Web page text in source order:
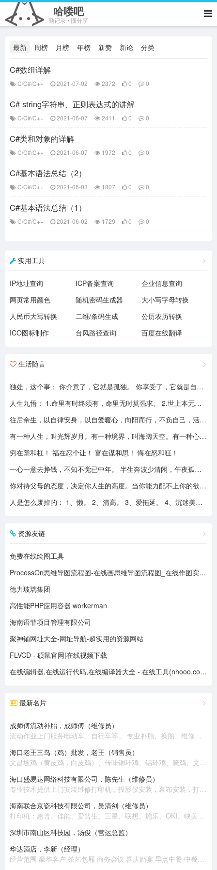
哈喽吧
勤记录 • 懂分享
最新 周榜 月榜 年榜 新赞 新论 分类
C#数组详解
C/C#/C++ 2021-07-02 2372 0 0
C# string字符串、正则表达式的讲解
C/C#/C++ 2021-06-07 2411 0 0
C#类和对象的详解
C/C#/C++ 2021-06-07 1972 0 0
C#基本语法总结（2）
C/C#/C++ 2021-06-03 1807 0 0
C#基本语法总结（1）
C/C#/C++ 2021-06-02 1729 0 0
实用工具
IP地址查询 ICP备案查询
企业信息查询
网页常用颜色
随机密码生成器
大小写字母转换
人民币大写转换
二维/条码生成
公历农历转换
ICO图标制作
台风路径查询 百度在线翻译
生活随言
独处，这个事： 你介意了，它就是孤独。 你享受了，它就是自由。
人生九悟： 1.命里有时终须有，命里无时莫强求。 2.世上本无事槦人自扰之。 3.睡前原谅一切，醒来不问过往。 4.平安健康是财富，无病无灾。 5.人心换人心，换不来就转身。 6.看破不说破，看透不说透。 7.得意时看淡，失意时看开。 8.知足常乐，一切随缘。 9.人生本过客，何须执着。
往后余生，以自律安身，以自爱暖心，向阳而行，不负自己，活成自己喜欢的模样！
有一种人生，叫光辉岁月。有一种境界，叫海阔天空。有一种心态，叫不可一世。 有一种亲情，叫真的爱你。有一种乡音，叫农民。 有一种爱情，叫喜欢你。 有一种路途，叫灰色轨迹。 有一种知己，叫情人。有一种情结，叫长城。 有一种和平，叫AMANI。 有一种行动，叫不再犹豫。 有一种父爱，叫大地。有一种孤独，叫冷雨夜。 有一种伤心，叫无尽空虚。 有一种无奈，叫岁月无声。有一种信仰，叫再见理想。有一种童真，叫月光光。有一种力量，叫冲开一切。有一种坚强，叫午夜怨曲。有一种感慨，叫谁伴我闯荡。 有一种坦然，叫无悔这一生。有一种思念，叫遥望。有一个歌手，叫黄家驹。 有一支乐队，叫BEYOND。三十多年，一晃而过！精神永留心间，致敬家驹！！
穷在犟和杠！ 福在忍个让！ 富在谋和思！ 悔在怒和狂！
一心一意去挣钱，不知不觉已中年。 半生奔波少清闲，午夜孤枕难入眠。 青山不老我不闲，一生忙碌为油盐。 风风雨雨几十载，转眼黄土埋胸前。 我笑青山颜不变，青山笑我已暮年。 如牛到老不得闲，得闲已与山共眠。 半生风雨半生寒，一杯浊酒敬流年。 回首过往半生路，七分酸楚三分甜。 岁月赠我两鬓霜，红尘赐我一身伤。 尝遍人间千般苦，颜衰依旧笑夕阳。
你对待父母的态度，决定你人生的高度。当你能力配不上你的欲望的时候，要学会控制欲望，并对自己的能力有认知、对自己的消费有规划、对自己的欲望有克制。
人是怎么废掉的： 1、懒。 2、清高。 3、爱拖延。 4、沉迷美色。 5、没有自控力。 6、不思考不学习。 7、安慰式自我欺骗。 8、胆小如鼠不敢打拼。 9、不懂示弱找别人帮助。 10、满脑子都是鸡毛蒜皮，忽略重大事情的选择。
资源友链
免费在线绘图工具
ProcessOn思维导图流程图-在线画思维导图流程图_在线作图实时协作
德力玻璃集团
高性能PHP应用容器 workerman
海南语菲项目管理有限公司
聚神铺网址大全-网址导航-超实用的资源网站
FLVCD - 硕鼠官网|在线视频下载
在线编辑器,在线运行代码,在线编译器大全 - 在线工具(nhooo.com)
最新名片
成师傅流动补胎，成师傅（维修员）
流动作业上门服务电动车、自行车等。 专业补胎、换胎、维修、换电池、收电池回收旧电动车。 热情周到、上门服务。
海口老王三鸟（鸡）批发，老王（销售员）
文昌坡鸡（黄皮鸡，白皮鸡）、传味铜环鸡、铝环鸡、腌鸡、文昌公鸡、乌鸡、老鸡、半老鸡、公鸡（大脚）
海口盛易达网络科技有限公司，陈先生（维修员）
专业技术提供上​‌‌门安装维修打印机，投影仪安装，幕布安装，打印耗材配送，电脑组装，笔记本电脑维修，收银机维修，监控安装，网络布线，高清摄像头安装，网络组建，背景音乐安装等 。 公司有专业技术员十几名，随时提供上门安装维修服务，价格优惠，质量保证！
海南联合京瓷科技有限公司，吴清剑（维修员）
打印机：惠普、佳能、爱普生、三星、联想、施乐、OKI、映美、兄弟、富士通、得实、京瓷、中税。 复印机：施乐、东芝、佳能、理光、夏普、京瓷、美能达、震旦。 扫描仪：惠普、佳能、爱普生、柯达、汉王、富士通、紫光、中晶。 电脑：联想、惠普、华硕。 耗材：各类品牌原装国产。
深圳市南山区科技园，汤俊（营运总监）
华达酒店，李新（经理）
经营范围 豪华客户 茶艺包厢 商务会议 喜庆婚宴 早点中餐 中餐包厢